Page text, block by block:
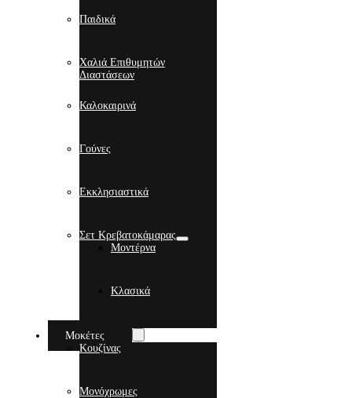
Παιδικά
Χαλιά Επιθυμητών
Διαστάσεων
Καλοκαιρινά
Γούνες
Εκκλησιαστικά
Σετ Κρεβατοκάμαρας
Μοντέρνα
Κλασικά
Μοκέτες
Κουζίνας
Μονόχρωμες